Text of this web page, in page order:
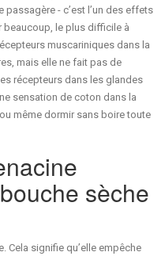
passagère - c’est l’un des effets
le plus difficile à
muscariniques dans la
mais elle ne fait pas de
récepteurs dans les glandes
sensation de coton dans la
même dormir sans boire toute
sèche
Cela signifie qu’elle empêche